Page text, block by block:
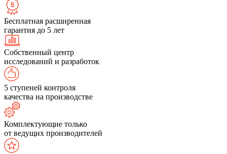
Бесплатная расширенная
гарантия до 5 лет
Собственный центр
исследований и разработок
5 ступеней контроля
качества на производстве
Комплектующие только
от ведущих производителей